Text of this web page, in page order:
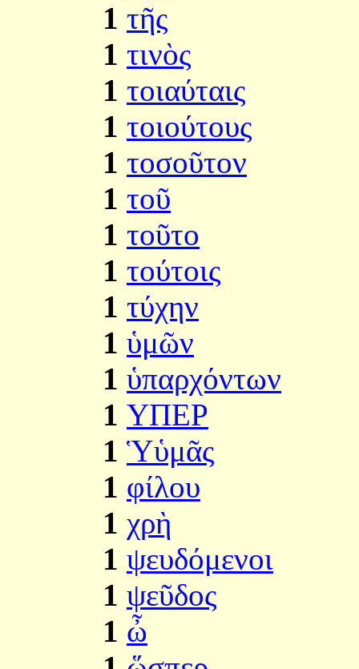
1 τῆς
1 τινὸς
1 τοιαύταις
1 τοιούτους
1 τοσοῦτον
1 τοῦ
1 τοῦτο
1 τούτοις
1 τύχην
1 ὑμῶν
1 ὑπαρχόντων
1 ΥΠΕΡ
1 Ὑὑμᾶς
1 φίλου
1 χρὴ
1 ψευδόμενοι
1 ψεῦδος
1 ὦ